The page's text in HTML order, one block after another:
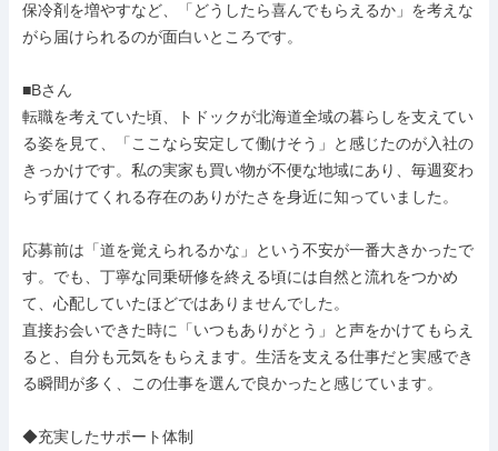
保冷剤を増やすなど、「どうしたら喜んでもらえるか」を考えな
がら届けられるのが面白いところです。
■Bさん
転職を考えていた頃、トドックが北海道全域の暮らしを支えてい
る姿を見て、「ここなら安定して働けそう」と感じたのが入社の
きっかけです。私の実家も買い物が不便な地域にあり、毎週変わ
らず届けてくれる存在のありがたさを身近に知っていました。
応募前は「道を覚えられるかな」という不安が一番大きかったで
す。でも、丁寧な同乗研修を終える頃には自然と流れをつかめ
て、心配していたほどではありませんでした。
直接お会いできた時に「いつもありがとう」と声をかけてもらえ
ると、自分も元気をもらえます。生活を支える仕事だと実感でき
る瞬間が多く、この仕事を選んで良かったと感じています。
◆充実したサポート体制